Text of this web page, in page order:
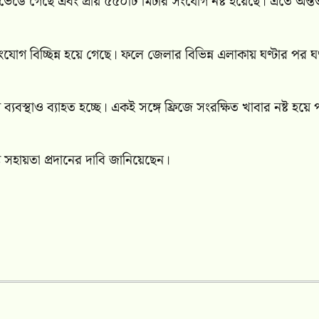
হয়ে গেছে। ফলে জেলার বিভিন্ন এলাকায় ঘণ্টার পর
ব্যাহত হচ্ছে। একই সঙ্গে ফ্রিজে সংরক্ষিত খাবার নষ্ট হয়ে
প্রদানের দাবি জানিয়েছেন।